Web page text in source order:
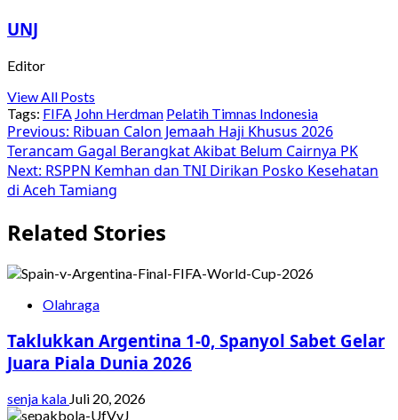
UNJ
Editor
View All Posts
Tags: FIFA John Herdman Pelatih Timnas Indonesia
Post
navigation
Previous: Ribuan Calon Jemaah Haji Khusus 2026
Terancam Gagal Berangkat Akibat Belum Cairnya PK
Next: RSPPN Kemhan dan TNI Dirikan Posko Kesehatan
di Aceh Tamiang
Related Stories
Olahraga
Taklukkan Argentina 1-0, Spanyol Sabet Gelar
Juara Piala Dunia 2026
senja kala Juli 20, 2026